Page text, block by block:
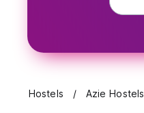
Hostels Azie Hostels